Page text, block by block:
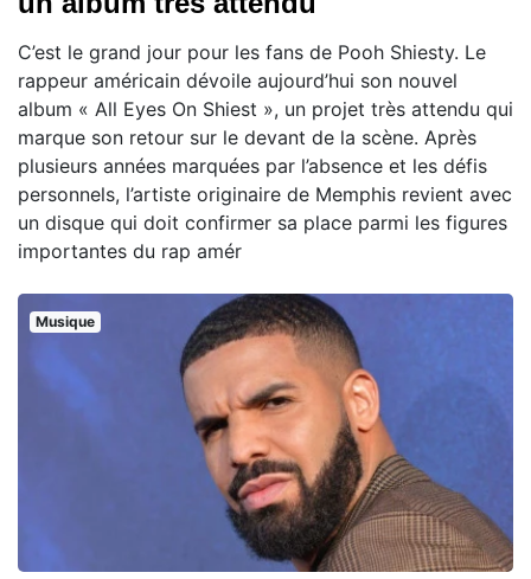
C’est le grand jour pour les fans de Pooh Shiesty. Le
rappeur américain dévoile aujourd’hui son nouvel
album « All Eyes On Shiest », un projet très attendu qui
marque son retour sur le devant de la scène. Après
plusieurs années marquées par l’absence et les défis
personnels, l’artiste originaire de Memphis revient avec
un disque qui doit confirmer sa place parmi les figures
importantes du rap amér
Musique